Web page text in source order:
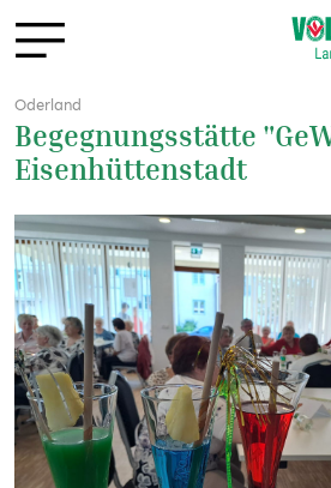
Oderland
Begegnungsstätte
Eisenhüttenstadt